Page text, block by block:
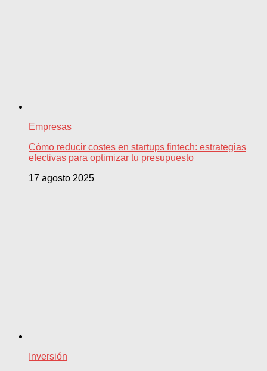
Empresas
Cómo reducir costes en startups fintech: estrategias
efectivas para optimizar tu presupuesto
17 agosto 2025
Inversión